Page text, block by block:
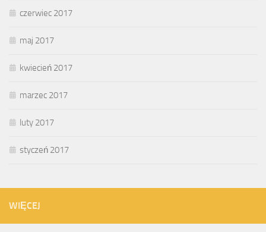
czerwiec 2017
maj 2017
kwiecień 2017
marzec 2017
luty 2017
styczeń 2017
WIĘCEJ